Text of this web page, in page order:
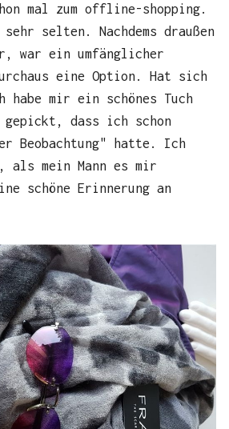
mal zum offline-shopping.
selten. Nachdems draußen
war ein umfänglicher
eine Option. Hat sich
habe mir ein schönes Tuch
gepickt, dass ich schon
Beobachtung" hatte. Ich
als mein Mann es mir
schöne Erinnerung an